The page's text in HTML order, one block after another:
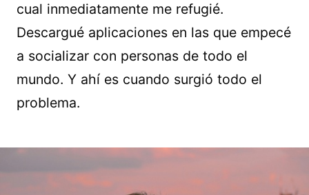
cual inmediatamente me refugié.
Descargué aplicaciones en las que empecé
a socializar con personas de todo el
mundo. Y ahí es cuando surgió todo el
problema.